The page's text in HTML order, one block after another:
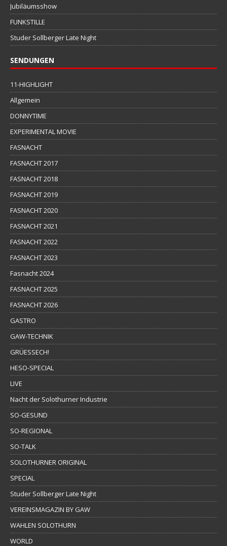
Jubiläumsshow
FUNKSTILLE
Studer Sollberger Late Night
SENDUNGEN
11-HIGHLIGHT
Allgemein
DONNYTIME
EXPERIMENTAL MOVIE
FASNACHT
FASNACHT 2017
FASNACHT 2018
FASNACHT 2019
FASNACHT 2020
FASNACHT 2021
FASNACHT 2022
FASNACHT 2023
Fasnacht 2024
FASNACHT 2025
FASNACHT 2026
GASTRO
GAW-TECHNIK
GRÜESSECH!
HESO-SPECIAL
LIVE
Nacht der Solothurner Industrie
SO-GESUND
SO-REGIONAL
SO-TALK
SOLOTHURNER ORIGINAL
SPECIAL
Studer Sollberger Late Night
VEREINSMAGAZIN BY GAW
WAHLEN SOLOTHURN
WORLD